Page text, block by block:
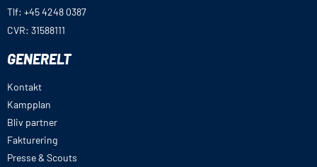
Tlf: +45 4248 0387
CVR: 31588111
GENERELT
Kontakt
Kampplan
Bliv partner
Fakturering
Presse & Scouts